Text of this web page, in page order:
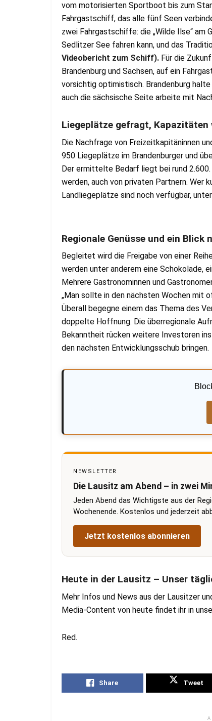
vom motorisierten Sportboot bis zum
Fahrgastschiff, das alle fünf Seen
zwei Fahrgastschiffe: die „Wilde Ilse“ am
Sedlitzer See fahren kann, und das
Videobericht zum Schiff). Für die
Brandenburg und Sachsen, auf ein
vorsichtig optimistisch. Brandenburg
auch die sächsische Seite arbeite mit
Liegeplätze gefragt, Kapazitäten
Die Nachfrage von Freizeitkapitäninnen
950 Liegeplätze im Brandenburger und
Der ermittelte Bedarf liegt bei rund
werden, auch von privaten Partnern. Wer
Landliegeplätze sind noch verfügbar,
Regionale Genüsse und ein Blick
Begleitet wird die Freigabe von einer
werden unter anderem eine Schokolade,
Mehrere Gastronominnen und
„Man sollte in den nächsten Wochen mit
Überall begegne einem das Thema des
doppelte Hoffnung. Die überregionale
Bekanntheit rücken weitere Investoren
den nächsten Entwicklungsschub bringen.
NEWSLETTER
Die Lausitz am Abend – in zwei
Jeden Abend das Wichtigste aus der
Wochenende. Kostenlos und jederzeit
Jetzt kostenlos abonnieren
Heute in der Lausitz – Unser
Mehr Infos und News aus der Lausitzer
Media-Content von heute findet ihr in
Red.
Share Tweet